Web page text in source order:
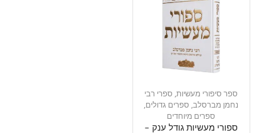
ספר סיפורי מעשיות, ספרי רבי
נחמן מברסלב, ספרים גדולים,
ספרים מיוחדים
ספורי מעשיות גודל ענק –